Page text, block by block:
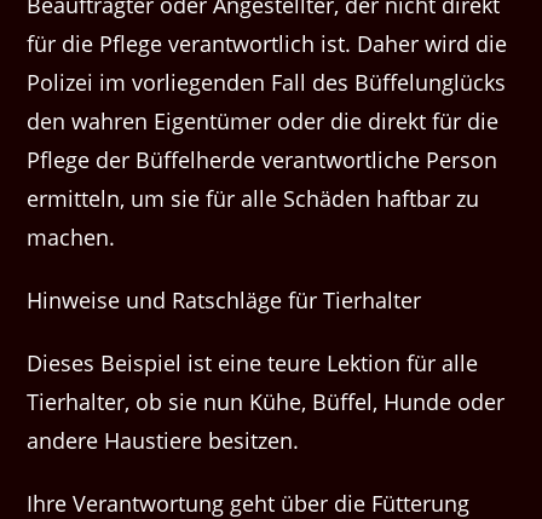
für die Pflege verantwortlich ist. Daher wird die
Polizei im vorliegenden Fall des Büffelunglücks
den wahren Eigentümer oder die direkt für die
Pflege der Büffelherde verantwortliche Person
ermitteln, um sie für alle Schäden haftbar zu
machen.
Hinweise und Ratschläge für Tierhalter
Dieses Beispiel ist eine teure Lektion für alle
Tierhalter, ob sie nun Kühe, Büffel, Hunde oder
andere Haustiere besitzen.
Ihre Verantwortung geht über die Fütterung